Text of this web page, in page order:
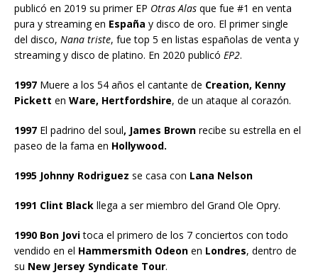
publicó en 2019 su primer EP Otras Alas que fue #1 en venta
pura y streaming en España y disco de oro. El primer single
del disco, Nana triste, fue top 5 en listas españolas de venta y
streaming y disco de platino. En 2020 publicó EP2.
1997 Muere a los 54 años el cantante de Creation, Kenny
Pickett en Ware, Hertfordshire, de un ataque al corazón.
1997 El padrino del soul, James Brown recibe su estrella en el
paseo de la fama en Hollywood.
1995 Johnny Rodriguez se casa con Lana Nelson
1991 Clint Black llega a ser miembro del Grand Ole Opry.
1990 Bon Jovitoca el primero de los 7 conciertos con todo
vendido en el Hammersmith Odeon en Londres, dentro de
su New Jersey Syndicate Tour.